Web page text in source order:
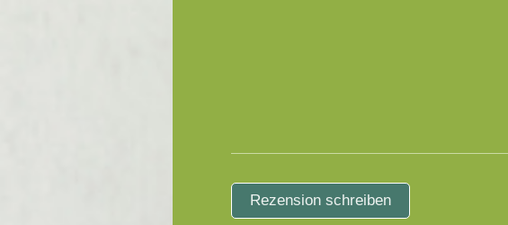
Rezension schreiben